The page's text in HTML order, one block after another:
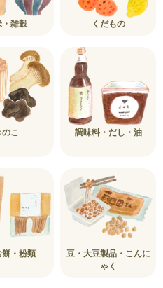
・雑穀 くだもの
のこ 調味料・だし・油
餅・粉類
豆・大豆製品・こんに
ゃく